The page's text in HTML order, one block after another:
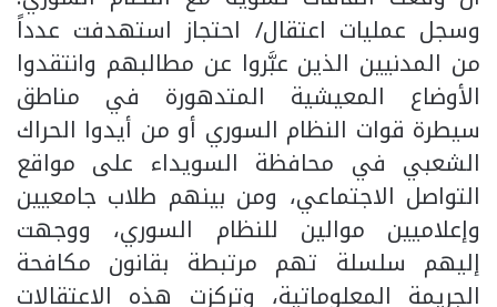
وسجل عمليات اعتقال/ احتجاز استهدفت عدداً
من المدنيين الذين عبَّروا عن مطالبهم وانتقدوا
الأوضاع المعيشية المتدهورة في مناطق
سيطرة قوات النظام السوري أو من أيدوا الحراك
الشعبي في محافظة السويداء على مواقع
التواصل الاجتماعي، ومن بينهم طلاب جامعيين
وإعلاميين موالين للنظام السوري، ووجهت
إليهم سلسلة تهم مرتبطة بقانون مكافحة
الجريمة المعلوماتية، وتركزت هذه الاعتقالات